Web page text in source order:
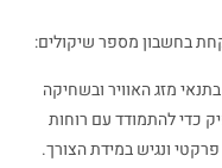
בחשבון מספר שיקולים:
מזג האוויר ובשחיקה
כדי להתמודד עם רוחות
ונגיש במידת הצורך.